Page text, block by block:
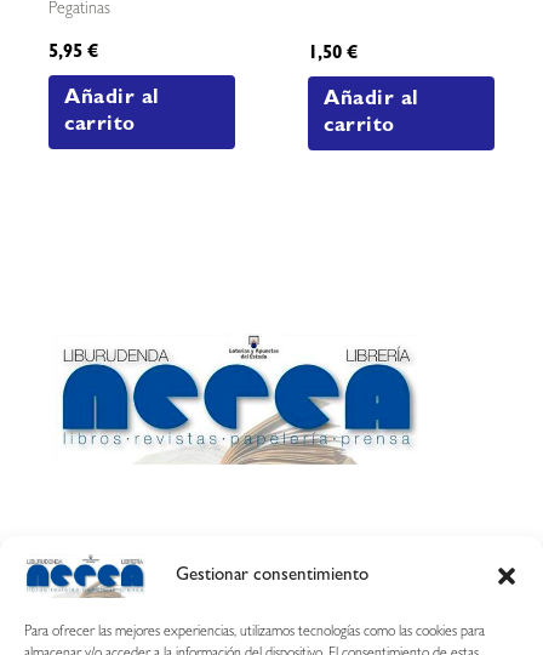
Gestionar consentimiento
Para ofrecer las mejores experiencias, utilizamos tecnologías como las cookies para
Pegatinas
5,95€
Añadir al
carrito
1,50€
Añadir al
carrito
Calle Esquíroz, 27
687 54 31 70